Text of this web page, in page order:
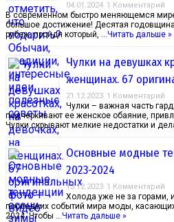
04.01.2024 1 Комментарий
В современном быстро меняющемся
большое достижение! Десятая
рубеж, пройдя который, …Читать дальше »
Чулки на девушках
женщинах. 67
21.12.2023 1 Комментарий
Чулки – важная часть
подчеркивают ее женское обаяние,
Чулки скрывают мелкие недостатки и
Основные модные
2023-2024
13.12.2023 1 Комментарий
Холода уже не за горами,
последних событий мира моды,
2024. Чтобы …Читать дальше »